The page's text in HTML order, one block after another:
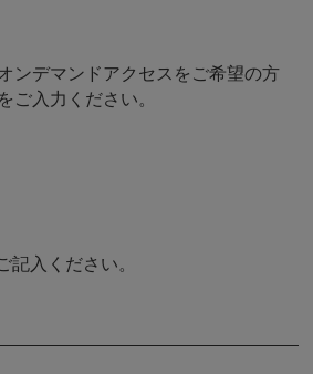
ンデマンドアクセスをご希望の方
ご入力ください。
記入ください。